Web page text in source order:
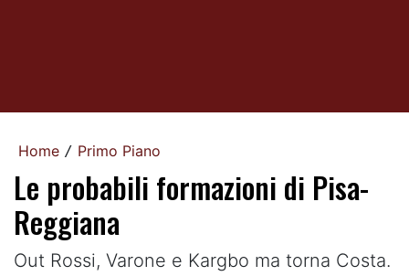
Home / Primo Piano
Le probabili formazioni di Pisa-
Reggiana
Out Rossi, Varone e Kargbo ma torna Costa.